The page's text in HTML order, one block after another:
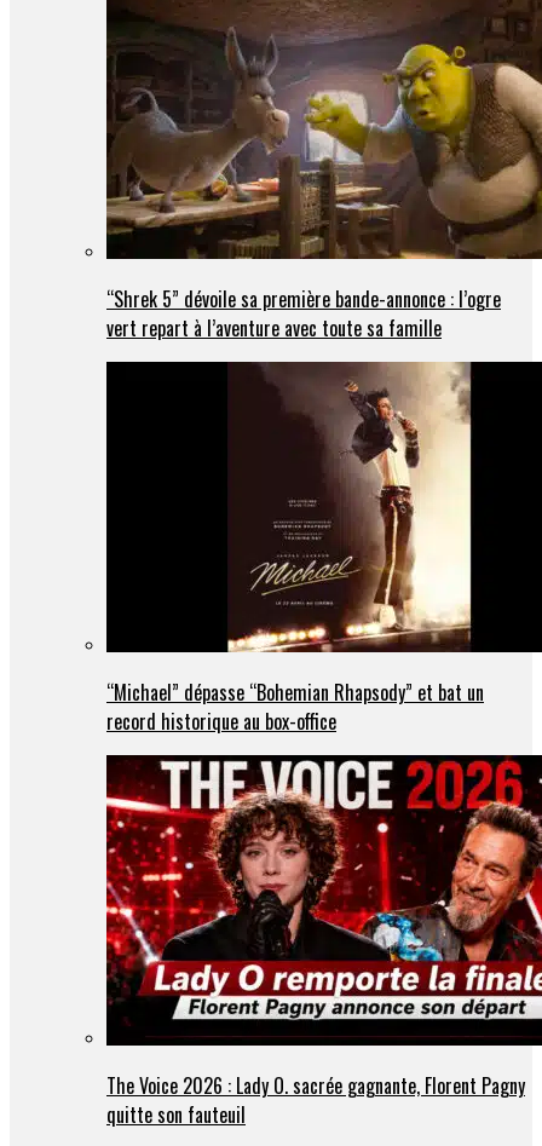
“Shrek 5” dévoile sa première bande-annonce : l’ogre
vert repart à l’aventure avec toute sa famille
“Michael” dépasse “Bohemian Rhapsody” et bat un
record historique au box-office
The Voice 2026 : Lady O. sacrée gagnante, Florent Pagny
quitte son fauteuil